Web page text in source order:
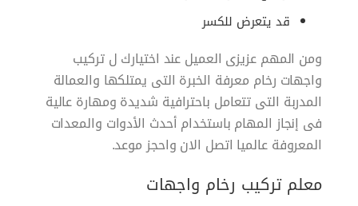
قد يتعرض للكسر
ومن المهم عزيزى العميل عند اختيارك لتركيب
واجهات رخام معرفة الخبرة التى يمتلكها والعمالة
المدربة التى تتعامل باحترافية شديدة ومهارة عالية
فى إنجاز المهام باستخدام أحدث الأدوات والمعدات
المعروفة عالميا اتصل الان واحجز موعد.
معلم تركيب رخام واجهات